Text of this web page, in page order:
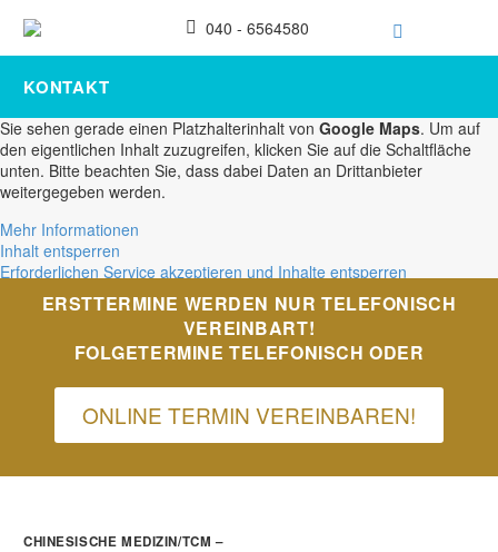
040 - 6564580
KONTAKT
Sie sehen gerade einen Platzhalterinhalt von Google Maps. Um auf
den eigentlichen Inhalt zuzugreifen, klicken Sie auf die Schaltfläche
unten. Bitte beachten Sie, dass dabei Daten an Drittanbieter
weitergegeben werden.
Mehr Informationen
Inhalt entsperren
Erforderlichen Service akzeptieren und Inhalte entsperren
ERSTTERMINE WERDEN NUR TELEFONISCH
VEREINBART!
FOLGETERMINE TELEFONISCH ODER
ONLINE TERMIN VEREINBAREN!
CHINESISCHE MEDIZIN/TCM –